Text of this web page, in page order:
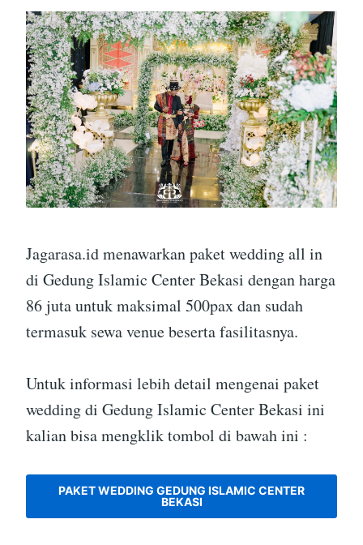
Jagarasa.id menawarkan paket wedding all in
di Gedung Islamic Center Bekasi dengan harga
86 juta untuk maksimal 500pax dan sudah
termasuk sewa venue beserta fasilitasnya.
Untuk informasi lebih detail mengenai paket
wedding di Gedung Islamic Center Bekasi ini
kalian bisa mengklik tombol di bawah ini :
PAKET WEDDING GEDUNG ISLAMIC CENTER
BEKASI